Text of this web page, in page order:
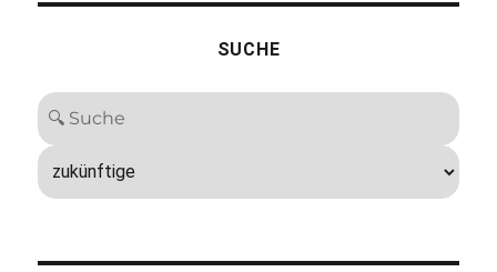
SUCHE